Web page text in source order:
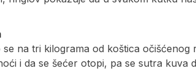
se na tri kilograma od koštica
i da se šećer otopi, pa se sutra kuva